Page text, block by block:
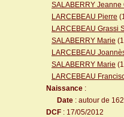
SALABERRY Jeanne
LARCEBEAU Pierre
LARCEBEAU Grassi
SALABERRY Marie
LARCEBEAU
SALABERRY Marie
LARCEBEAU
Naissance :
Date : autour de
DCF : 17/05/2012